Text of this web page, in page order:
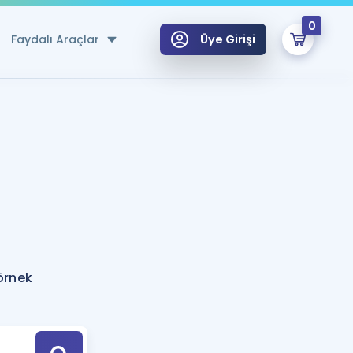
Faydalı Araçlar
Hesaplama Aracı
için Öneriler
Tek Takvimde
Üye Girişi
0